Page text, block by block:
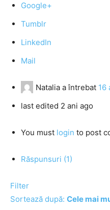
Google+
Tumblr
LinkedIn
Mail
Natalia a întrebat 16
last edited 2 ani ago
You must login to post
Răspunsuri (1)
Filter
Sortează după: Cele mai